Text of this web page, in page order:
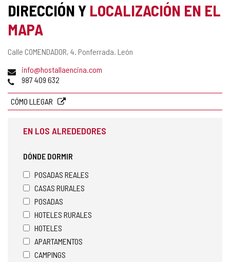
DIRECCIÓN Y LOCALIZACIÓN EN EL
MAPA
Dirección
Calle COMENDADOR, 4. Ponferrada. León
Dirección
de
electrónico
info@hostallaencina.com
Teléfonos
987 409 632
CÓMO LLEGAR
EN LOS ALREDEDORES
DÓNDE DORMIR
POSADAS REALES
CASAS RURALES
POSADAS
HOTELES RURALES
HOTELES
APARTAMENTOS
CAMPINGS